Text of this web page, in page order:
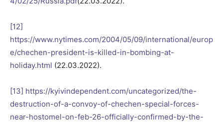
[12]
https://www.nytimes.com/2004/05/09/international/europ
e/chechen-president-is-killed-in-bombing-at-
holiday.html (22.03.2022).
[13] https://kyivindependent.com/uncategorized/the-
destruction-of-a-convoy-of-chechen-special-forces-
near-hostomel-on-feb-26-officially-confirmed-by-the-